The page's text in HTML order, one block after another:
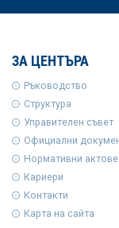
ЗА ЦЕНТЪРА
Ръководство
Структура
Управителен съвет
Официални
Нормативни актове
Кариери
Контакти
Карта на сайта